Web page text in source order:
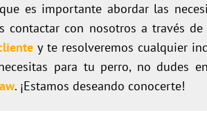
es importante abordar las
contactar con nosotros a través
y te resolveremos cualquier
para tu perro, no dudes
. ¡Estamos deseando conocerte!